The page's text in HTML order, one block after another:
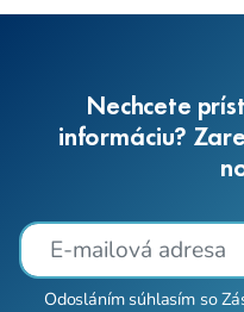
Nechcete
informáciu?
Odosláním súhlasím so